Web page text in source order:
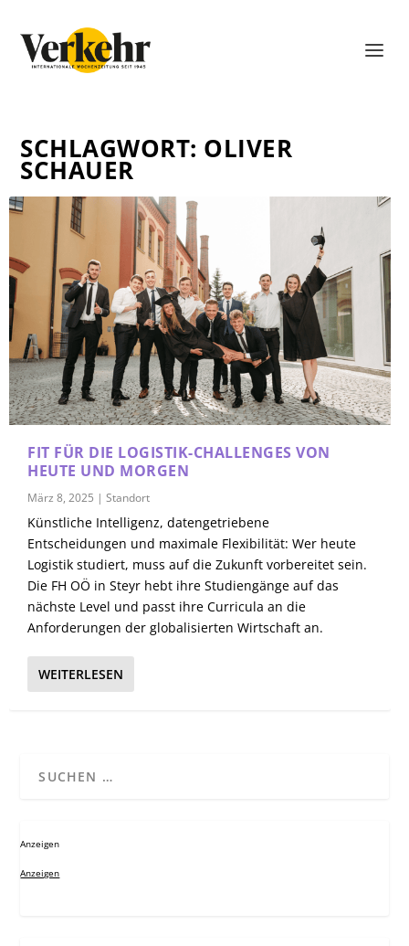
SCHLAGWORT: OLIVER
SCHAUER
FIT FÜR DIE LOGISTIK-CHALLENGES VON
HEUTE UND MORGEN
März 8, 2025 |Standort
Künstliche Intelligenz, datengetriebene
Entscheidungen und maximale Flexibilität: Wer heute
Logistik studiert, muss auf die Zukunft vorbereitet sein.
Die FH OÖ in Steyr hebt ihre Studiengänge auf das
nächste Level und passt ihre Curricula an die
Anforderungen der globalisierten Wirtschaft an.
WEITERLESEN
Anzeigen
Anzeigen